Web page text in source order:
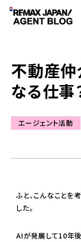
不動産仲
なる仕事
エージェント活動
ふと、こんなことを
した。
AIが発展して10年後